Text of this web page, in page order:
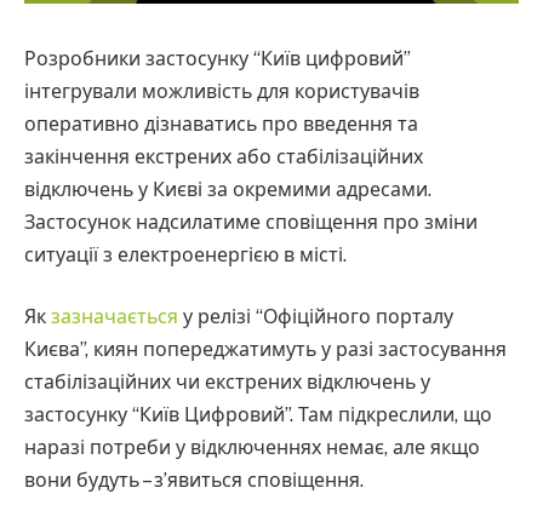
Розробники застосунку “Київ цифровий”
інтегрували можливість для користувачів
оперативно дізнаватись про введення та
закінчення екстрених або стабілізаційних
відключень у Києві за окремими адресами.
Застосунок надсилатиме сповіщення про зміни
ситуації з електроенергією в місті.
Як зазначається у релізі “Офіційного порталу
Києва”, киян попереджатимуть у разі застосування
стабілізаційних чи екстрених відключень у
застосунку “Київ Цифровий”. Там підкреслили, що
наразі потреби у відключеннях немає, але якщо
вони будуть – з’явиться сповіщення.